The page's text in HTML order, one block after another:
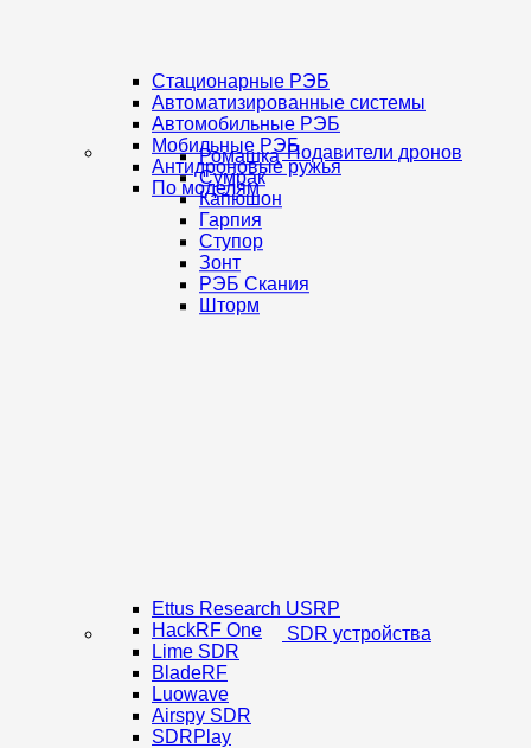
Подавители дронов
Стационарные РЭБ
Автоматизированные системы
Автомобильные РЭБ
Мобильные РЭБ
Антидроновые ружья
По моделям
Ромашка
Сумрак
Капюшон
Гарпия
Ступор
Зонт
РЭБ Скания
Шторм
SDR устройства
Ettus Research USRP
HackRF One
Lime SDR
BladeRF
Luowave
Airspy SDR
SDRPlay